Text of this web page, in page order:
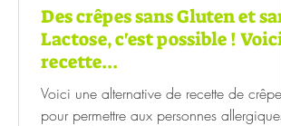
Des crêpes sans Gluten et
Lactose, c'est possible ! Voici
recette...
Voici une alternative de recette de crêpes
pour permettre aux personnes allergiques